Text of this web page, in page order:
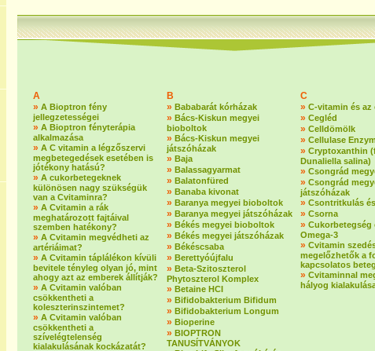
A
» A Bioptron fény
jellegzetességei
» A Bioptron fényterápia
alkalmazása
» A C vitamin a légzőszervi
megbetegedések esetében is
jótékony hatású?
» A cukorbetegeknek
különösen nagy szükségük
van a Cvitaminra?
» A Cvitamin a rák
meghatározott fajtáival
szemben hatékony?
» A Cvitamin megvédheti az
artériáimat?
» A Cvitamin táplálékon kívüli
bevitele tényleg olyan jó, mint
ahogy azt az emberek állítják?
» A Cvitamin valóban
csökkentheti a
koleszterinszintemet?
» A Cvitamin valóban
csökkentheti a
szívelégtelenség
kialakulásának kockázatát?
B
» Bababarát kórházak
» Bács-Kiskun megyei
bioboltok
» Bács-Kiskun megyei
játszóházak
» Baja
» Balassagyarmat
» Balatonfüred
» Banaba kivonat
» Baranya megyei bioboltok
» Baranya megyei játszóházak
» Békés megyei bioboltok
» Békés megyei játszóházak
» Békéscsaba
» Berettyóújfalu
» Beta-Szitoszterol
Phytoszterol Komplex
» Betaine HCI
» Bifidobakterium Bifidum
» Bifidobakterium Longum
» Bioperine
» BIOPTRON
TANUSÍTVÁNYOK
C
» C-vitamin és az
» Cegléd
» Celldömölk
» Cellulase
» Cryptoxanthin
Dunaliella salina)
» Csongrád
» Csongrád
játszóházak
» Csontritkulás
» Csorna
» Cukorbetegség
Omega-3
» Cvitamin
megelőzhetők a
kapcsolatos
» Cvitaminnal
hályog